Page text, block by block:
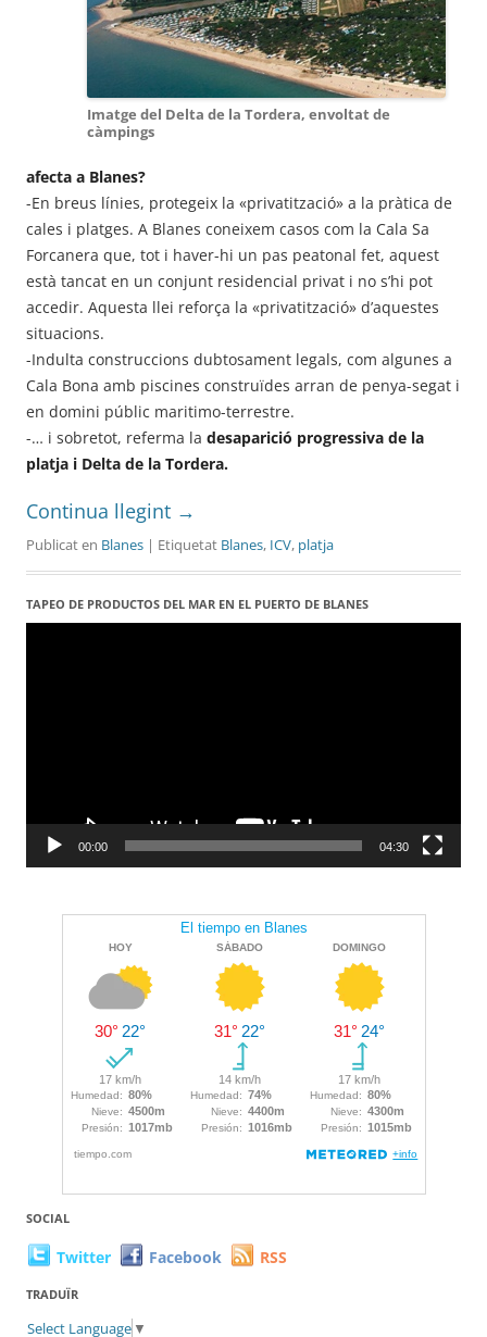
Imatge del Delta de la Tordera, envoltat de
càmpings
afecta a Blanes?
-En breus línies, protegeix la «privatització» a la pràtica de
cales i platges. A Blanes coneixem casos com la Cala Sa
Forcanera que, tot i haver-hi un pas peatonal fet, aquest
està tancat en un conjunt residencial privat i no s’hi pot
accedir. Aquesta llei reforça la «privatització» d’aquestes
situacions.
-Indulta construccions dubtosament legals, com algunes a
Cala Bona amb piscines construïdes arran de penya-segat i
en domini públic maritimo-terrestre.
-… i sobretot, referma la desaparició progressiva de la
platja i Delta de la Tordera.
Continua llegint →
Publicat en Blanes | Etiquetat Blanes, ICV, platja
TAPEO DE PRODUCTOS DEL MAR EN EL PUERTO DE BLANES
Reproductor
00:00 04:30
SOCIAL
Twitter Facebook RSS
TRADUÏR
Select Language ▼